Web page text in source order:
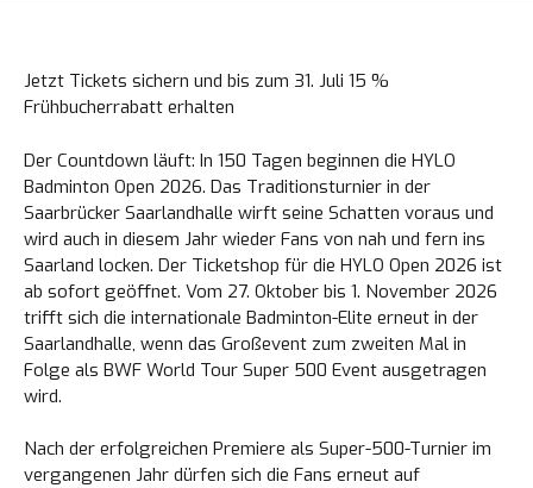
Jetzt Tickets sichern und bis zum 31. Juli 15 %
Frühbucherrabatt erhalten
Der Countdown läuft: In 150 Tagen beginnen die HYLO
Badminton Open 2026. Das Traditionsturnier in der
Saarbrücker Saarlandhalle wirft seine Schatten voraus und
wird auch in diesem Jahr wieder Fans von nah und fern ins
Saarland locken. Der Ticketshop für die HYLO Open 2026 ist
ab sofort geöffnet. Vom 27. Oktober bis 1. November 2026
trifft sich die internationale Badminton-Elite erneut in der
Saarlandhalle, wenn das Großevent zum zweiten Mal in
Folge als BWF World Tour Super 500 Event ausgetragen
wird.
Nach der erfolgreichen Premiere als Super-500-Turnier im
vergangenen Jahr dürfen sich die Fans erneut auf